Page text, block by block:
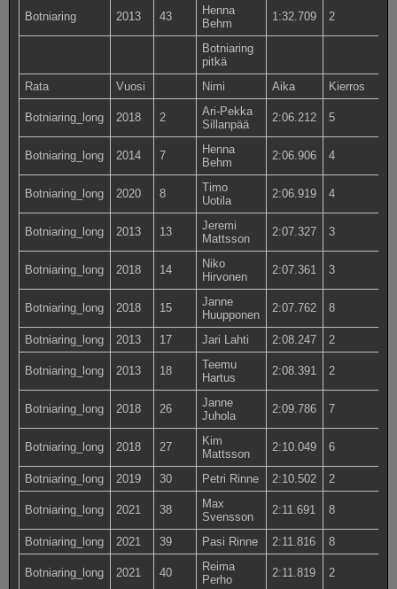
Botniaring 2013 43
Henna
Behm
1:32.709 2
Botniaring
pitkä
Rata
Vuosi Nimi Aika Kierros
Botniaring_long 2018 2
Ari-Pekka
Sillanpää
2:06.212 5
Botniaring_long 2014 7
Henna
Behm
2:06.906 4
Botniaring_long 2020 8
Timo
Uotila
2:06.919 4
Botniaring_long 2013 13
Jeremi
Mattsson
2:07.327 3
Botniaring_long 2018 14
Niko
Hirvonen
2:07.361 3
Botniaring_long 2018 15
Janne
Huupponen
2:07.762 8
Botniaring_long 2013 17 Jari Lahti 2:08.247 2
Botniaring_long 2013 18
Teemu
Hartus
2:08.391 2
Botniaring_long 2018 26
Janne
Juhola
2:09.786 7
Botniaring_long 2018 27
Kim
Mattsson
2:10.049 6
Botniaring_long 2019 30 Petri Rinne 2:10.502 2
Botniaring_long 2021 38
Max
Svensson
2:11.691 8
Botniaring_long 2021 39 Pasi Rinne 2:11.816 8
Botniaring_long 2021 40
Reima
Perho
2:11.819 2